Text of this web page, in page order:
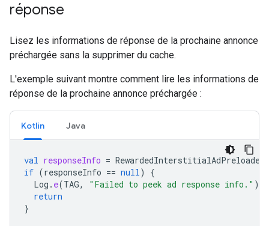
réponse
Lisez les informations de réponse de la prochaine annonce
préchargée sans la supprimer du cache.
L'exemple suivant montre comment lire les informations de
réponse de la prochaine annonce préchargée :
Kotlin Java
val responseInfo = RewardedInterstitialAdPreloader
if (responseInfo == null)
{
Log . e(TAG, "Failed to peek ad response info." )
return
}